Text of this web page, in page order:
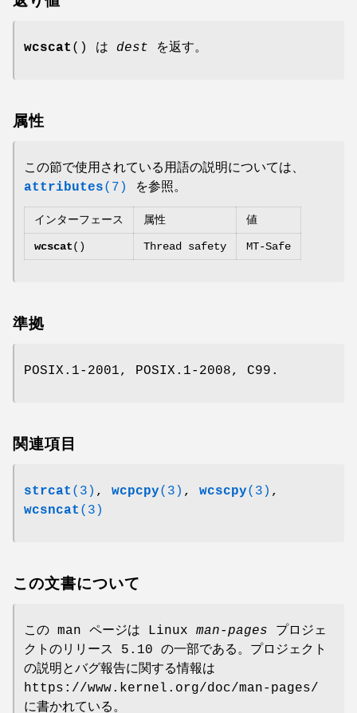
wcscat () は dest を返す。
属性
この節で使用されている用語の説明については、
attributes(7) を参照。
インターフェース 属性 値
wcscat() Thread safety MT-Safe
準拠
POSIX.1-2001, POSIX.1-2008, C99.
関連項目
strcat (3) , wcpcpy(3) , wcscpy(3) ,
wcsncat (3)
この文書について
この man ページは Linux man-pages プロジェ
クトのリリース 5.10 の一部である。プロジェクト
の説明とバグ報告に関する情報は
https://www.kernel.org/doc/man-pages/
に書かれている。